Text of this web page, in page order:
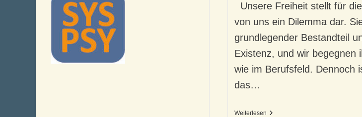
Unsere Freiheit stellt für
von uns ein Dilemma dar.
grundlegender Bestandteil
Existenz, und wir begegnen
wie im Berufsfeld. Dennoch
das…
WeiterlesenFreiheit